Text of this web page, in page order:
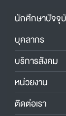
นักศึกษาปัจจุ
บุคลากร
บริการสังคม
หน่วยงาน
ติดต่อเรา